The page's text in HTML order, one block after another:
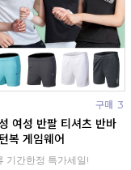
구매 3
여성 반팔 티셔츠 반바
복 게임웨어
기간한정 특가세일!